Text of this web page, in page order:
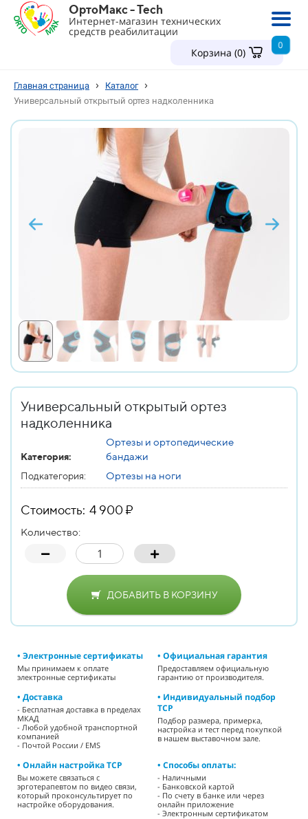
ОртоМакс - Tech
Интернет-магазин технических
средств реабилитации
Корзина (0)
0
Главная страница › Каталог ›
Универсальный открытый ортез надколенника
Универсальный открытый ортез
надколенника
Категория:
Ортезы и ортопедические
бандажи
Подкатегория: Ортезы на ноги
Стоимость: 4 900 ₽
Количество:
ДОБАВИТЬ В КОРЗИНУ
• Электронные сертификаты
Мы принимаем к оплате
электронные сертификаты
• Официальная гарантия
Предоставляем официальную
гарантию от производителя.
• Доставка
- Бесплатная доставка в пределах
МКАД
- Любой удобной транспортной
компанией
- Почтой России / EMS
• Индивидуальный подбор
ТСР
Подбор размера, примерка,
настройка и тест перед покупкой
в нашем выставочном зале.
• Онлайн настройка ТСР
Вы можете связаться с
эрготерапевтом по видео связи,
который проконсультирует по
настройке оборудования.
• Способы оплаты:
- Наличными
- Банковской картой
- По счету в банке или через
онлайн приложение
- Электронным сертификатом